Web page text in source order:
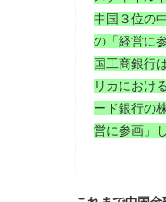
中国３位の
の「経営に
国工商銀行
リカにおけ
ード銀行の
営に参画」